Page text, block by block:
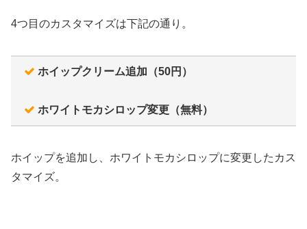
4つ目のカスタマイズは下記の通り。
ホイップクリーム追加（50円）
ホワイトモカシロップ変更（無料）
ホイップを追加し、ホワイトモカシロップに変更したカス
タマイズ。